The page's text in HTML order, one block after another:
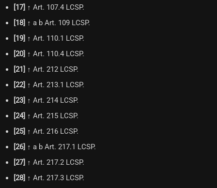
[17] ↑ Art. 107.4 LCSP.
[18] ↑ a b Art. 109 LCSP.
[19] ↑ Art. 110.1 LCSP.
[20] ↑ Art. 110.4 LCSP.
[21] ↑ Art. 212 LCSP.
[22] ↑ Art. 213.1 LCSP.
[23] ↑ Art. 214 LCSP.
[24] ↑ Art. 215 LCSP.
[25] ↑ Art. 216 LCSP.
[26] ↑ a b Art. 217.1 LCSP.
[27] ↑ Art. 217.2 LCSP.
[28] ↑ Art. 217.3 LCSP.